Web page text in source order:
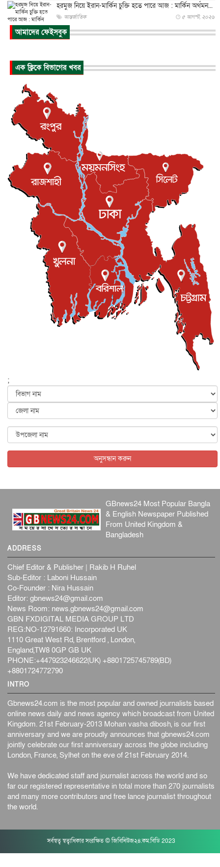
হরমুজ নিয়ে ইরান-মার্কিন চুক্তি হতে পারে আজ : মার্কিন অর্থমন...
আন্তর্জাতিক ৫ আগস্ট, ২০২৬
পৃথিবীর দিকে আসছে বিধ্বংসী বস্তু, পারমাণবিক বোমা দিয়ে করা
আন্তর্জাতিক
কেনিয়ায় ১৫ হাতির রহস্যজনক মৃত্যু, সন্দেহের মুখে কীটনাশকের
বিদেশি সংবাদমাধ্যমের জন্য নতুন বিধি-নিষেধ পাকিস্তানের
আন্তর্জাতিক
যুক্তরাজ্যের চেভেনিং স্কলারশিপের আবেদন শুরু
আন্তর্জাতিক ৫ আগস্ট, ২০২৬
পদত্যাগ করেছেন কেপ ভার্দের কোচ, নতুন ঠিকানা মরক্কো
খেলাধুলা ৫ আগস্ট, ২০২৬
মাত্র ৬ দিনেই ১ বিলিয়ন ডলারের ক্লাবে ‘স্পাইডার-ম্যান : ব্র্য...
বিনোদন
দেশের কারিগরি ও ক্রীড়া শিক্ষায় সহযোগিতার আগ্রহ অস্ট্রেলিয়ার
জাতীয় ৪ আগস্ট, ২০২৬
সব সরকারি দপ্তরের জন্য জরুরি নির্দেশনা
৪ আগস্ট, ২০২৬
সম্পত্তি দান করলেও জীবদ্দশায় ভোগদখলের অধিকার থাকবে
জাতীয় ৪ আগস্ট, ২০২৬
বাংলাদেশ-কোরিয়ার অর্থনৈতিক সম্পর্ক নতুন দিগন্ত উন্মোচন
৪ আগস্ট, ২০২৬
আন্তর্জাতিক ৪ আগস্ট, ২০২৬
আন্তর্জাতিক ৪ আগস্ট, ২০২৬
পাকিস্তানে আত্মঘাতী হামলায় নিহত বেড়ে ১৭
আমাদের ফেইসবুক
এক ক্লিকে বিভাগের খবর
;
অনুসন্ধান করুন
GBnews24 Most Popular Bangla
& English Newspaper Published
From United Kingdom &
Bangladesh
ADDRESS
Chief Editor & Publisher | Rakib H Ruhel
Sub-Editor : Laboni Hussain
Co-Founder : Nira Hussain
Editor: gbnews24@gmail.com
News Room: news.gbnews24@gmail.com
GBN FXDIGITAL MEDIA GROUP LTD
REG:NO-12791660: Incorporated UK
1110 Great West Rd, Brentford , London,
England,TW8 0GP GB UK
PHONE:+447923246622(UK) +8801725745789(BD)
+8801724772790
INTRO
Gbnews24.com is the most popular and owned journalists based
online news daily and news agency which broadcast from United
Kingdom. 21st February-2013 Mohan vasha dibosh, is our first
anniversary and we are proudly announces that gbnews24.com
jointly celebrate our first anniversary across the globe including
London, France, Sylhet on the eve of 21st February 2014.
We have dedicated staff and journalist across the world and so
far our registered representative in total more than 270 journalists
and many more contributors and free lance journalist throughout
the world.
সর্বস্বত্ব স্বত্বাধিকার সংরক্ষিত © জিবিনিউজ২৪.কম.বিডি 2023